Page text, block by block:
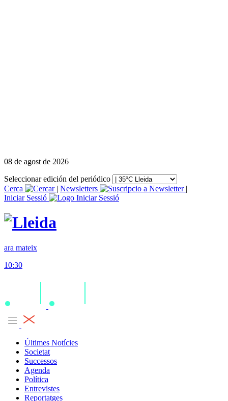
08 de agost de 2026
Seleccionar edición del periódico
Cerca
| Newsletters
|
Iniciar Sessió
ara mateix
10:30
Últimes Notícies
Societat
Successos
Agenda
Política
Entrevistes
Reportatges